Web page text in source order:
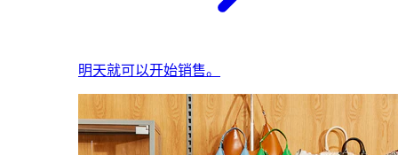
明天就可以开始销售。